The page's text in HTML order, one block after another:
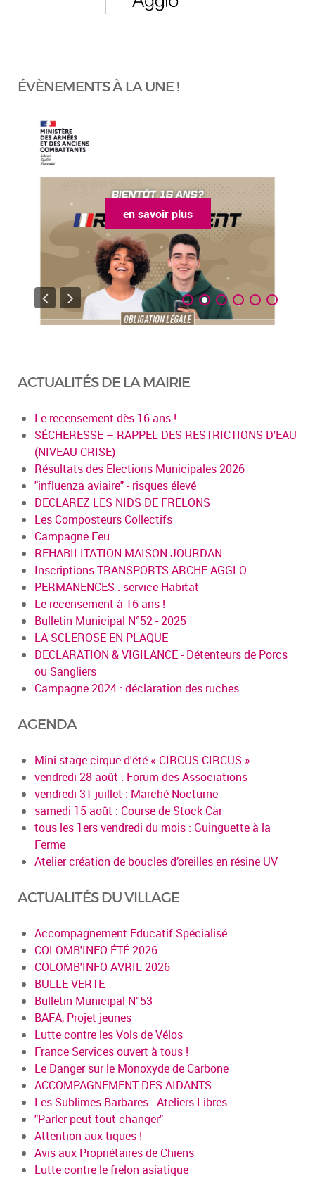
ÉVÈNEMENTS À LA UNE !
en savoir plus
ACTUALITÉS DE LA MAIRIE
Le recensement dès 16 ans !
SÉCHERESSE – RAPPEL DES RESTRICTIONS D'EAU
(NIVEAU CRISE)
Résultats des Elections Municipales 2026
"influenza aviaire" - risques élevé
DECLAREZ LES NIDS DE FRELONS
Les Composteurs Collectifs
Campagne Feu
REHABILITATION MAISON JOURDAN
Inscriptions TRANSPORTS ARCHE AGGLO
PERMANENCES : service Habitat
Le recensement à 16 ans !
Bulletin Municipal N°52 - 2025
LA SCLEROSE EN PLAQUE
DECLARATION & VIGILANCE - Détenteurs de Porcs
ou Sangliers
Campagne 2024 : déclaration des ruches
AGENDA
Mini-stage cirque d'été « CIRCUS-CIRCUS »
vendredi 28 août : Forum des Associations
vendredi 31 juillet : Marché Nocturne
samedi 15 août : Course de Stock Car
tous les 1ers vendredi du mois : Guinguette à la
Ferme
Atelier création de boucles d’oreilles en résine UV
ACTUALITÉS DU VILLAGE
Accompagnement Educatif Spécialisé
COLOMB'INFO ÉTÉ 2026
COLOMB'INFO AVRIL 2026
BULLE VERTE
Bulletin Municipal N°53
BAFA, Projet jeunes
Lutte contre les Vols de Vélos
France Services ouvert à tous !
Le Danger sur le Monoxyde de Carbone
ACCOMPAGNEMENT DES AIDANTS
Les Sublimes Barbares : Ateliers Libres
"Parler peut tout changer"
Attention aux tiques !
Avis aux Propriétaires de Chiens
Lutte contre le frelon asiatique